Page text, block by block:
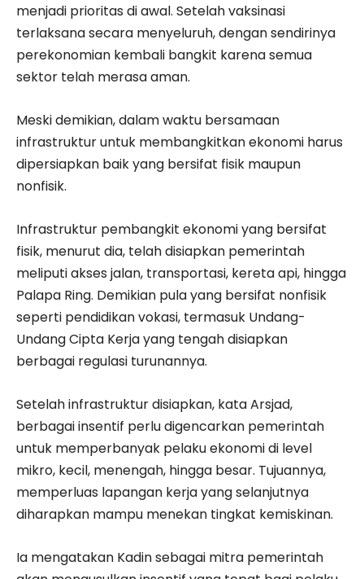
menjadi prioritas di awal. Setelah vaksinasi
terlaksana secara menyeluruh, dengan sendirinya
perekonomian kembali bangkit karena semua
sektor telah merasa aman.
Meski demikian, dalam waktu bersamaan
infrastruktur untuk membangkitkan ekonomi harus
dipersiapkan baik yang bersifat fisik maupun
nonfisik.
Infrastruktur pembangkit ekonomi yang bersifat
fisik, menurut dia, telah disiapkan pemerintah
meliputi akses jalan, transportasi, kereta api, hingga
Palapa Ring. Demikian pula yang bersifat nonfisik
seperti pendidikan vokasi, termasuk Undang-
Undang Cipta Kerja yang tengah disiapkan
berbagai regulasi turunannya.
Setelah infrastruktur disiapkan, kata Arsjad,
berbagai insentif perlu digencarkan pemerintah
untuk memperbanyak pelaku ekonomi di level
mikro, kecil, menengah, hingga besar. Tujuannya,
memperluas lapangan kerja yang selanjutnya
diharapkan mampu menekan tingkat kemiskinan.
Ia mengatakan Kadin sebagai mitra pemerintah